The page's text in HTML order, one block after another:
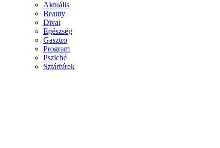
Aktuális
Beauty
Divat
Egészség
Gasztro
Program
Psziché
Sztárhírek